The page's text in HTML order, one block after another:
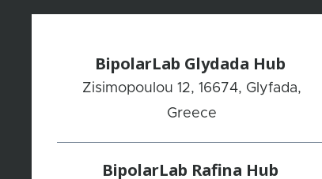
BipolarLab Glydada Hub
Zisimopoulou 12, 16674, Glyfada,
Greece
BipolarLab Rafina Hub